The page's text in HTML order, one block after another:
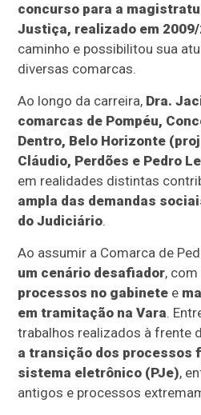
concurso para a
Justiça, realizado em
caminho e possibilitou sua
diversas comarcas.
Ao longo da carreira, Dra.
comarcas de Pompéu,
Dentro, Belo Horizonte
Cláudio, Perdões e Pedro
em realidades distintas
ampla das demandas
do Judiciário.
Ao assumir a Comarca de
um cenário desafiador, com
processos no gabinete e
em tramitação na Vara.
trabalhos realizados à frente
a transição dos processos
sistema eletrônico (PJe),
antigos e processos